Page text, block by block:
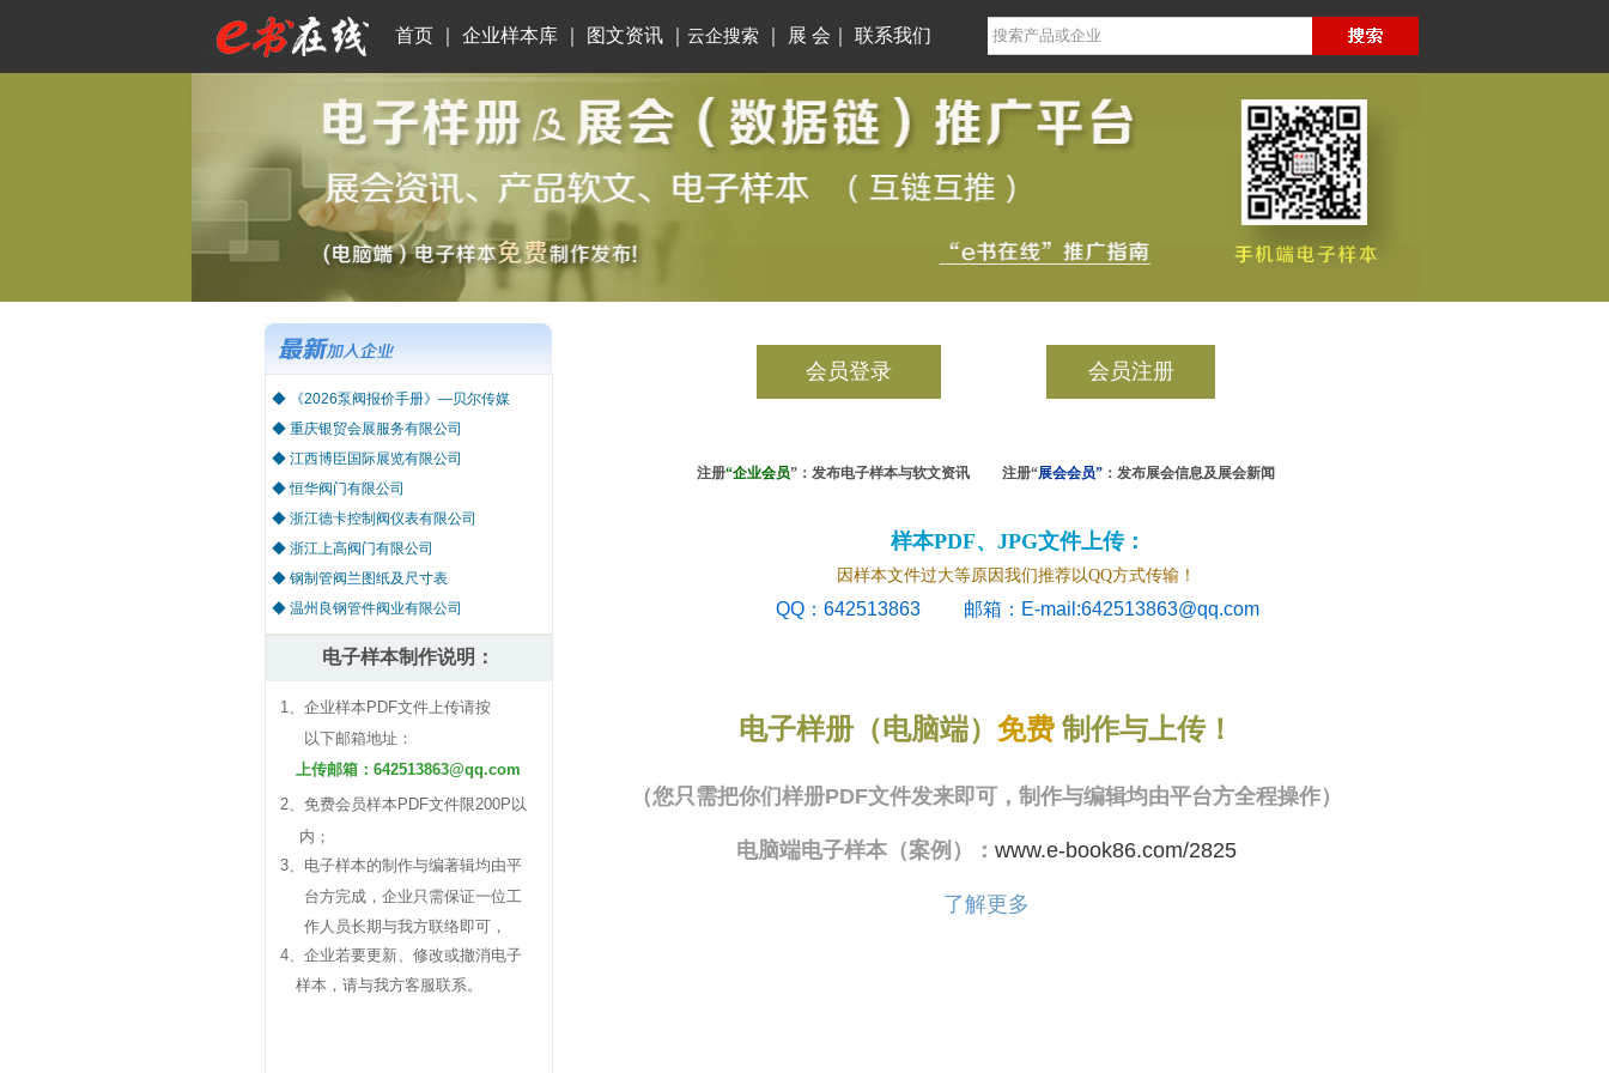
首页 企业样本库 图文资讯｜ 云企搜索 展 会 联系我们
◆ 《2026泵阀报价手册》—贝尔传媒
◆ 重庆银贸会展服务有限公司
◆ 江西博臣国际展览有限公司
◆ 恒华阀门有限公司
◆ 浙江德卡控制阀仪表有限公司
◆ 浙江上高阀门有限公司
◆ 钢制管阀兰图纸及尺寸表
◆ 温州良钢管件阀业有限公司
电子样本制作说明：
1、 企业样本PDF文件上传请按
以下邮箱地址：
上传邮箱：642513863@qq.com
2、 免费会员样本PDF文件限200P以
内 ；
3、 电子样本的制作与编著辑均由平
台方完成，企业只需保证一位工
作人员长期与我方联络即可，
4、企业若要更新、修改或撤消电子
样本，请与我方客服联系。
会员登录 会员注册
注册“企业会员”：发布电子样本与软文资讯 注册“展会会员” ：发布展会信息及展会新闻
样本PDF、JPG文件上传：
因样本文件过大等原因我们推荐以QQ方式传输！
QQ：642513863 邮箱：E-mail:642513863@qq.com
电子样册（电脑端） 免费制作与上传！
（您只需把你们样册PDF文件发来即可，制作与编辑均由平台方全程操作）
电脑端电子样本（案例）： www.e-book86.com/2825
了解更多